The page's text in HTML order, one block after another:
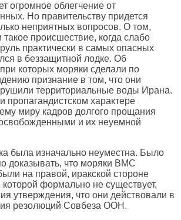
огромное облегчение от
Но правительству придется
неприятных вопросов. О том,
такое происшествие, когда слабо
практически в самых опасных
в беззащитной лодке. Об
которых моряки сделали по
признание в том, что они
территориальные воды Ирана.
пропагандистском характере
миру кадров долгого прощания
и их неуемной
была изначально неуместна. Было
доказывать, что моряки ВМС
на правой, иракской стороне
формально не существует,
утверждения, что они действовали в
резолюций Совбеза ООН.